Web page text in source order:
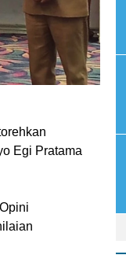
Egi Pratama